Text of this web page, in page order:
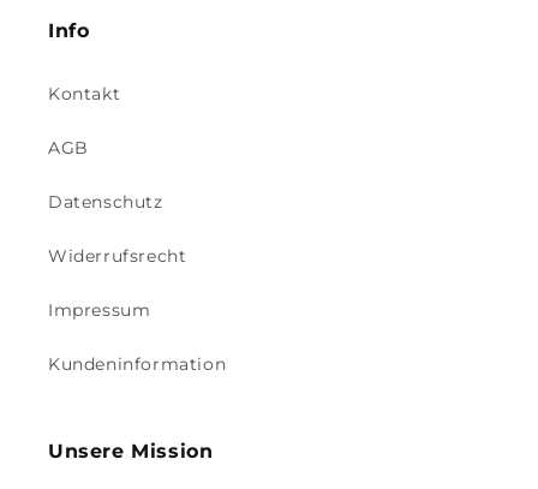
Info
Kontakt
AGB
Datenschutz
Widerrufsrecht
Impressum
Kundeninformation
Unsere Mission